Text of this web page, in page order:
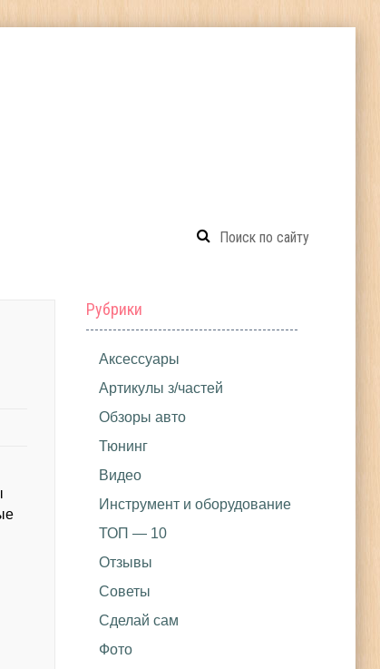
Рубрики
Аксессуары
Артикулы з/частей
Обзоры авто
Тюнинг
Видео
Инструмент и оборудование
ТОП — 10
Отзывы
Советы
Сделай сам
Фото